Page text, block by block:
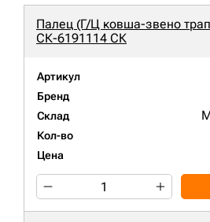
Палец (Г/Ц ковша-звено
СК-6191114 СК
Артикул
Бренд
Склад
Кол-во
Цена